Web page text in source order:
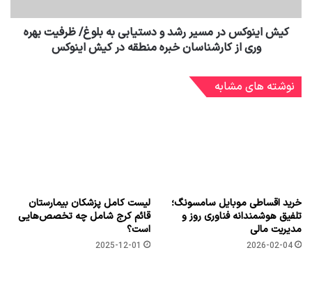
کیش اینوکس در مسیر رشد و دستیابی به بلوغ/ ظرفیت بهره
وری از کارشناسان خبره منطقه در کیش اینوکس
نوشته های مشابه
خرید اقساطی موبایل سامسونگ؛
تلفیق هوشمندانه فناوری روز و
مدیریت مالی
2026-02-04
لیست کامل پزشکان بیمارستان
قائم کرج شامل چه تخصص‌هایی
است؟
2025-12-01